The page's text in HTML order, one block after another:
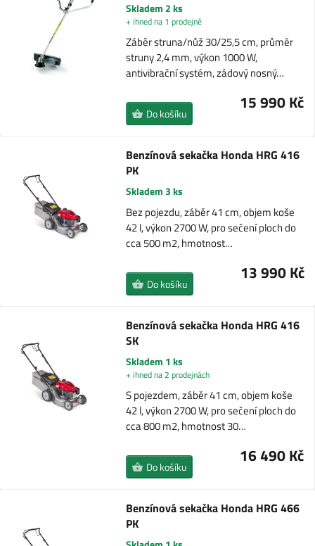
Skladem 2 ks
+ ihned na 1 prodejně
Záběr struna/nůž 30/25,5 cm, průměr
struny 2,4 mm, výkon 1000 W,
antivibrační systém, zádový nosný…
15 990 Kč
Do košíku
Benzínová sekačka Honda HRG 416
PK
Skladem 3 ks
Bez pojezdu, záběr 41 cm, objem koše
42 l, výkon 2700 W, pro sečení ploch do
cca 500 m2, hmotnost…
13 990 Kč
Do košíku
Benzínová sekačka Honda HRG 416
SK
Skladem 1 ks
+ ihned na 2 prodejnách
S pojezdem, záběr 41 cm, objem koše
42 l, výkon 2700 W, pro sečení ploch do
cca 800 m2, hmotnost 30…
16 490 Kč
Do košíku
Benzínová sekačka Honda HRG 466
PK